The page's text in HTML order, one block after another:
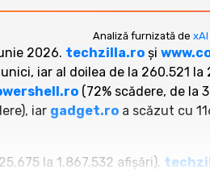
Analiză furnizată de xAI
2026. techzilla.ro și
iar al doilea de la 260.521 la
(72% scădere, de la
iar gadget.ro a scăzut cu
la 1.867.532 afișări).
scăderi, cele mai mari fiind la